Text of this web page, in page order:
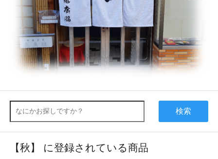
検索
【秋】 に登録されている商品